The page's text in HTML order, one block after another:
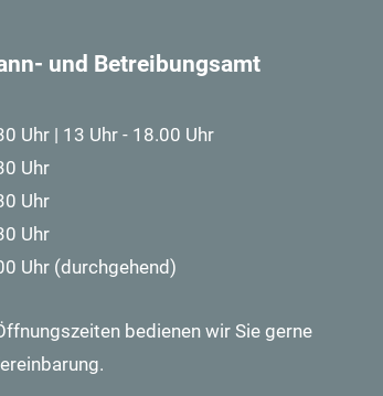
und Betreibungsamt
Uhr | 13 Uhr - 18.00 Uhr
Uhr
Uhr
Uhr
Uhr (durchgehend)
bedienen wir Sie gerne